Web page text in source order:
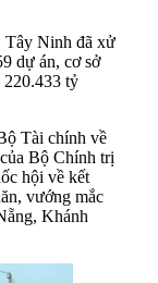
Ninh đã xử
dự án, cơ sở
220.433 tỷ
Tài chính về
Bộ Chính trị
hội về kết
vướng mắc
Khánh